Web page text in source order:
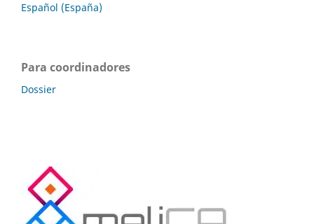
Español (España)
Para coordinadores
Dossier